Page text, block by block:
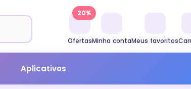
Ofertas
20%
Minha contaMeus favoritos
Aplicativos